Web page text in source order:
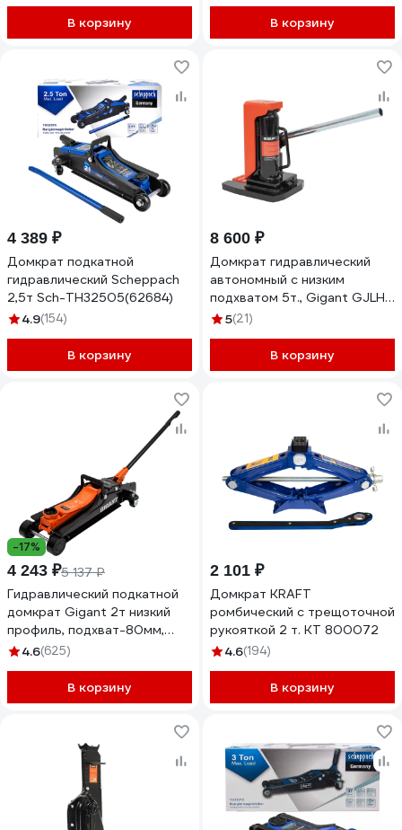
В корзину В корзину
4 389 ₽
Домкрат подкатной
гидравлический Scheppach
2,5т Sch-TH32505(62684)
4.9(154)
В корзину
8 600 ₽
Домкрат гидравлический
автономный с низким
подхватом 5т., Gigant GJLH-
5 5(21)
В корзину
-17%
4 243 ₽5 137 ₽
Гидравлический подкатной
домкрат Gigant 2т низкий
профиль, подхват-80мм,
подъем-380мм, GSJL-2T
4.6(625)
В корзину
2 101 ₽
Домкрат KRAFT
ромбический с трещоточной
рукояткой 2 т. KT 800072
4.6(194)
В корзину